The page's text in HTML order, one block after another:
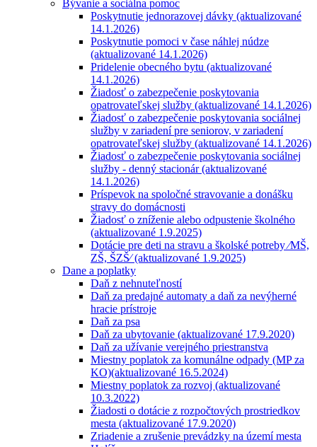
Bývanie a sociálna pomoc
Poskytnutie jednorazovej dávky (aktualizované
14.1.2026)
Poskytnutie pomoci v čase náhlej núdze
(aktualizované 14.1.2026)
Pridelenie obecného bytu (aktualizované
14.1.2026)
Žiadosť o zabezpečenie poskytovania
opatrovateľskej služby (aktualizované 14.1.2026)
Žiadosť o zabezpečenie poskytovania sociálnej
služby v zariadení pre seniorov, v zariadení
opatrovateľskej služby (aktualizované 14.1.2026)
Žiadosť o zabezpečenie poskytovania sociálnej
služby - denný stacionár (aktualizované
14.1.2026)
Príspevok na spoločné stravovanie a donášku
stravy do domácnosti
Žiadosť o zníženie alebo odpustenie školného
(aktualizované 1.9.2025)
Dotácie pre deti na stravu a školské potreby ⁄MŠ,
ZŠ, ŠZŠ⁄ (aktualizované 1.9.2025)
Dane a poplatky
Daň z nehnuteľností
Daň za predajné automaty a daň za nevýherné
hracie prístroje
Daň za psa
Daň za ubytovanie (aktualizované 17.9.2020)
Daň za užívanie verejného priestranstva
Miestny poplatok za komunálne odpady (MP za
KO)(aktualizované 16.5.2024)
Miestny poplatok za rozvoj (aktualizované
10.3.2022)
Žiadosti o dotácie z rozpočtových prostriedkov
mesta (aktualizované 17.9.2020)
Zriadenie a zrušenie prevádzky na území mesta